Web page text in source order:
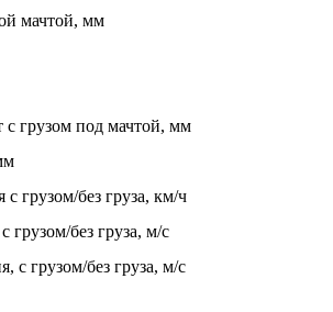
мачтой, мм
грузом под мачтой, мм
грузом/без груза, км/ч
грузом/без груза, м/с
с грузом/без груза, м/с